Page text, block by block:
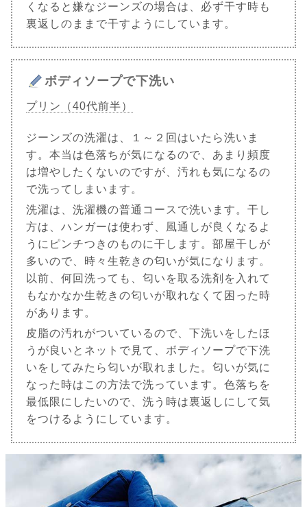
くなると嫌なジーンズの場合は、必ず干す時も
裏返しのままで干すようにしています。
ボディソープで下洗い
プリン（40代前半）
ジーンズの洗濯は、１～２回はいたら洗いま
す。本当は色落ちが気になるので、あまり頻度
は増やしたくないのですが、汚れも気になるの
で洗ってしまいます。
洗濯は、洗濯機の普通コースで洗います。干し
方は、ハンガーは使わず、風通しが良くなるよ
うにピンチつきのものに干します。部屋干しが
多いので、時々生乾きの匂いが気になります。
以前、何回洗っても、匂いを取る洗剤を入れて
もなかなか生乾きの匂いが取れなくて困った時
があります。
皮脂の汚れがついているので、下洗いをしたほ
うが良いとネットで見て、ボディソープで下洗
いをしてみたら匂いが取れました。匂いが気に
なった時はこの方法で洗っています。色落ちを
最低限にしたいので、洗う時は裏返しにして気
をつけるようにしています。